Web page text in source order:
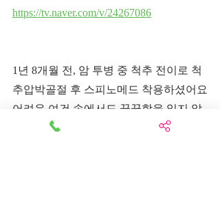
https://tv.naver.com/v/24267086
1년 8개월 전, 암 투병 중 척추 전이로 척
추압박골절 후 스피노메드 착용하셨어요
어려운 여건 속에서도 꿋꿋함을 잃지 않
고 어린 딸들 곁에 오래동안 있고 싶다고